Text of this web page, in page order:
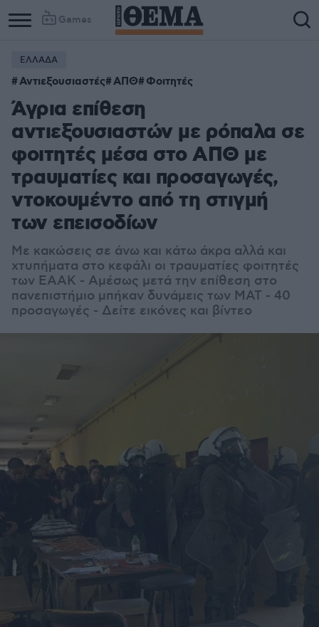
Games
ΕΛΛΑΔΑ
Αντιεξουσιαστές ΑΠΘ Φοιτητές
Άγρια επίθεση
αντιεξουσιαστών με ρόπαλα σε
φοιτητές μέσα στο ΑΠΘ με
τραυματίες και προσαγωγές,
ντοκουμέντο από τη στιγμή
των επεισοδίων
Με κακώσεις σε άνω και κάτω άκρα αλλά και
χτυπήματα στο κεφάλι οι τραυματίες φοιτητές
των ΕΑΑΚ - Αμέσως μετά την επίθεση στο
πανεπιστήμιο μπήκαν δυνάμεις των ΜΑΤ - 40
προσαγωγές - Δείτε εικόνες και βίντεο